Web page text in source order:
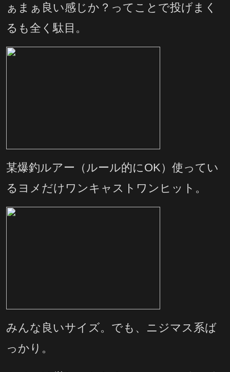
ぁまぁ良い感じか？ってことで投げまく
るも全く駄目。
某爆釣ルアー（ルール的にOK）使ってい
るヨメだけワンキャストワンヒット。
みんな良いサイズ。でも、ニジマス系ば
っかり。